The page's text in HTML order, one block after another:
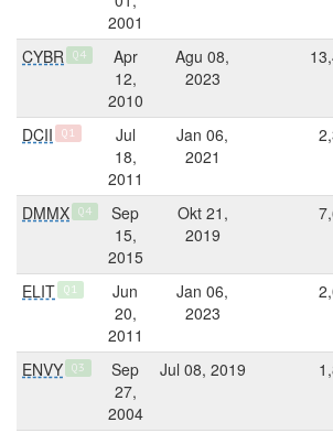
2001
CYBR Q4
Apr
12,
2010
Agu 08,
2023
DCII Q1
Jul
18,
2011
Jan 06,
2021
DMMX Q4
Sep
15,
2015
Okt 21,
2019
ELIT Q1
Jun
20,
2011
Jan 06,
2023
ENVY Q3
Sep
27,
2004
Jul 08, 2019